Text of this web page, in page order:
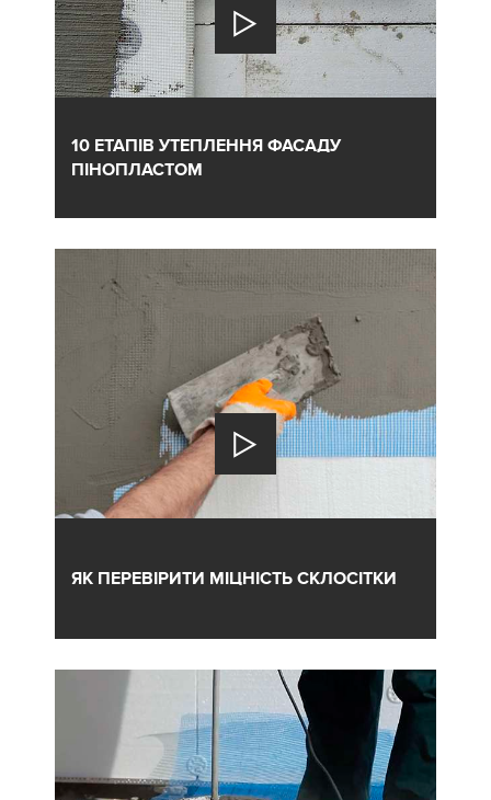
10 ЕТАПІВ УТЕПЛЕННЯ ФАСАДУ
ПІНОПЛАСТОМ
ЯК ПЕРЕВІРИТИ МІЦНІСТЬ СКЛОСІТКИ